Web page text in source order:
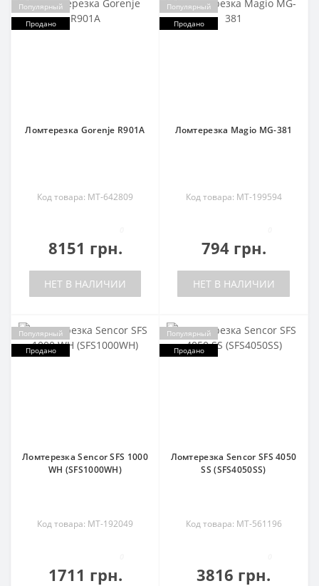
Популярный
Продано
Ломтерезка Gorenje R901A
Код товара: MT-642809
8151 грн.
НЕТ В НАЛИЧИИ
Популярный
Продано
Ломтерезка Magio MG-381
Код товара: MT-199594
794 грн.
НЕТ В НАЛИЧИИ
Популярный
Продано
Ломтерезка Sencor SFS 1000
WH (SFS1000WH)
Код товара: MT-192049
1711 грн.
Популярный
Продано
Ломтерезка Sencor SFS 4050
SS (SFS4050SS)
Код товара: MT-561196
3816 грн.